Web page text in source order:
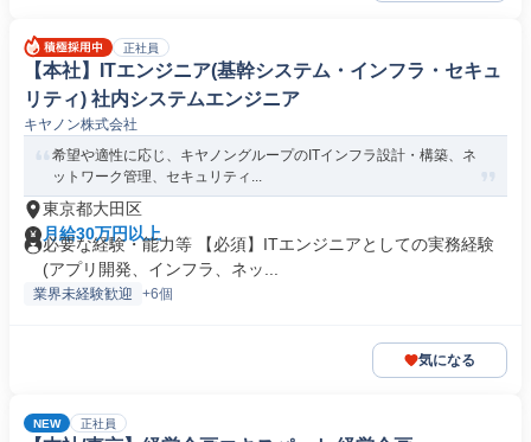
正社員
【本社】ITエンジニア(基幹システム・インフラ・セキュ
リティ) 社内システムエンジニア
キヤノン株式会社
希望や適性に応じ、キヤノングループのITインフラ設計・構築、ネ
ットワーク管理、セキュリティ...
東京都大田区
月給30万円以上
必要な経験・能力等 【必須】ITエンジニアとしての実務経験
(アプリ開発、インフラ、ネッ...
業界未経験歓迎 +6個
気になる
NEW 正社員